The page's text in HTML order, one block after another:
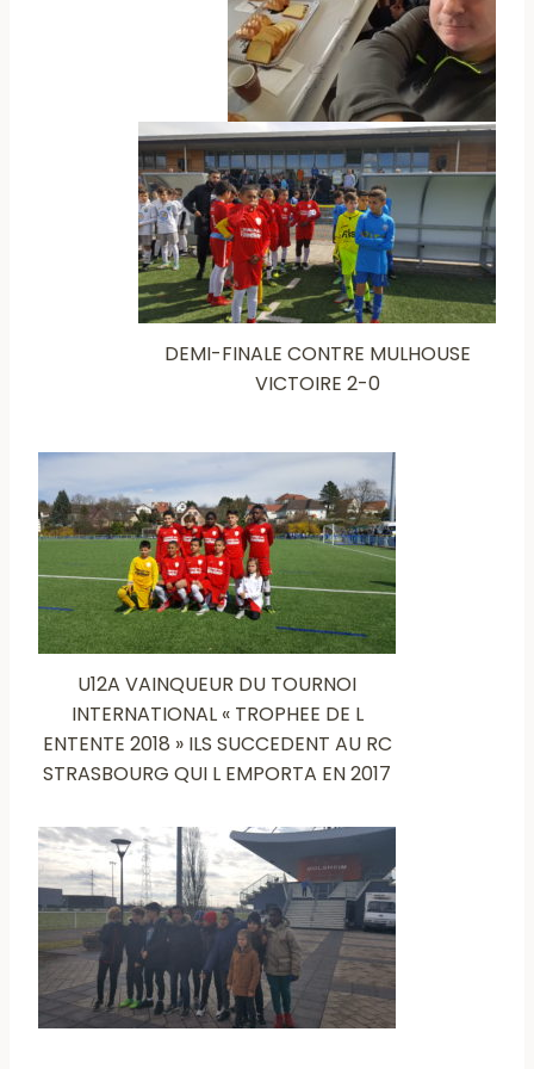
DEMI-FINALE CONTRE MULHOUSE
VICTOIRE 2-0
U12A VAINQUEUR DU TOURNOI
INTERNATIONAL « TROPHEE DE L
ENTENTE 2018 » ILS SUCCEDENT AU RC
STRASBOURG QUI L EMPORTA EN 2017